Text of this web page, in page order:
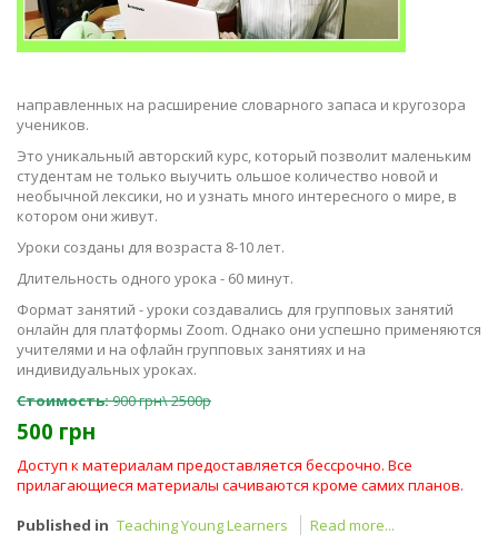
направленных на расширение словарного запаса и кругозора
учеников.
Это уникальный авторский курс, который позволит маленьким
студентам не только выучить ольшое количество новой и
необычной лексики, но и узнать много интересного о мире, в
котором они живут.
Уроки созданы для возраста 8-10 лет.
Длительность одного урока - 60 минут.
Формат занятий - уроки создавались для групповых занятий
онлайн для платформы Zoom. Однако они успешно применяются
учителями и на офлайн групповых занятиях и на
индивидуальных уроках.
Стоимость:900 грн\ 2500р
500 грн
Доступ к материалам предоставляется бессрочно. Все
прилагающиеся материалы сачиваются кроме самих планов.
Published in Teaching Young Learners Read more...